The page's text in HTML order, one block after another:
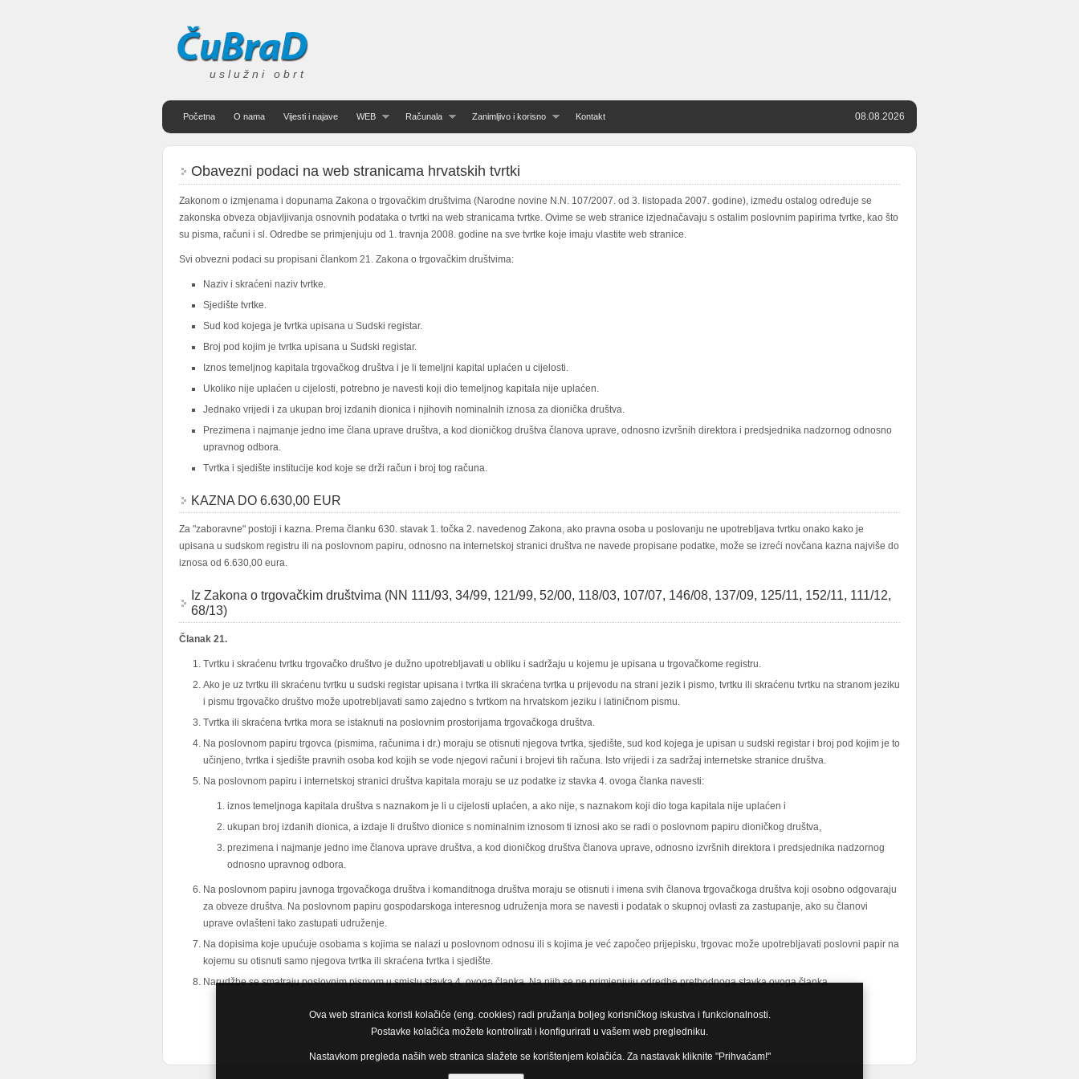
uslužni obrt
Početna O nama Vijesti i najave WEB Računala Zanimljivo i korisno Kontakt 08.08.2026
Obavezni podaci na web stranicama hrvatskih tvrtki
Zakonom o izmjenama i dopunama Zakona o trgovačkim društvima (Narodne novine N.N. 107/2007. od 3. listopada 2007. godine), između ostalog određuje se
zakonska obveza objavljivanja osnovnih podataka o tvrtki na web stranicama tvrtke. Ovime se web stranice izjednačavaju s ostalim poslovnim papirima tvrtke, kao što
su pisma, računi i sl. Odredbe se primjenjuju od 1. travnja 2008. godine na sve tvrtke koje imaju vlastite web stranice.
Svi obvezni podaci su propisani člankom 21. Zakona o trgovačkim društvima:
Naziv i skraćeni naziv tvrtke.
Sjedište tvrtke.
Sud kod kojega je tvrtka upisana u Sudski registar.
Broj pod kojim je tvrtka upisana u Sudski registar.
Iznos temeljnog kapitala trgovačkog društva i je li temeljni kapital uplaćen u cijelosti.
Ukoliko nije uplaćen u cijelosti, potrebno je navesti koji dio temeljnog kapitala nije uplaćen.
Jednako vrijedi i za ukupan broj izdanih dionica i njihovih nominalnih iznosa za dionička društva.
Prezimena i najmanje jedno ime člana uprave društva, a kod dioničkog društva članova uprave, odnosno izvršnih direktora i predsjednika nadzornog odnosno
upravnog odbora.
Tvrtka i sjedište institucije kod koje se drži račun i broj tog računa.
KAZNA DO 6.630,00 EUR
Za "zaboravne" postoji i kazna. Prema članku 630. stavak 1. točka 2. navedenog Zakona, ako pravna osoba u poslovanju ne upotrebljava tvrtku onako kako je
upisana u sudskom registru ili na poslovnom papiru, odnosno na internetskoj stranici društva ne navede propisane podatke, može se izreći novčana kazna najviše do
iznosa od 6.630,00 eura.
Iz Zakona o trgovačkim društvima (NN 111/93, 34/99, 121/99, 52/00, 118/03, 107/07, 146/08, 137/09, 125/11, 152/11, 111/12,
68/13)
Članak 21.
Tvrtku i skraćenu tvrtku trgovačko društvo je dužno upotrebljavati u obliku i sadržaju u kojemu je upisana u trgovačkome registru.
Ako je uz tvrtku ili skraćenu tvrtku u sudski registar upisana i tvrtka ili skraćena tvrtka u prijevodu na strani jezik i pismo, tvrtku ili skraćenu tvrtku na stranom jeziku
i pismu trgovačko društvo može upotrebljavati samo zajedno s tvrtkom na hrvatskom jeziku i latiničnom pismu.
Tvrtka ili skraćena tvrtka mora se istaknuti na poslovnim prostorijama trgovačkoga društva.
Na poslovnom papiru trgovca (pismima, računima i dr.) moraju se otisnuti njegova tvrtka, sjedište, sud kod kojega je upisan u sudski registar i broj pod kojim je to
učinjeno, tvrtka i sjedište pravnih osoba kod kojih se vode njegovi računi i brojevi tih računa. Isto vrijedi i za sadržaj internetske stranice društva.
Na poslovnom papiru i internetskoj stranici društva kapitala moraju se uz podatke iz stavka 4. ovoga članka navesti:
iznos temeljnoga kapitala društva s naznakom je li u cijelosti uplaćen, a ako nije, s naznakom koji dio toga kapitala nije uplaćen i
ukupan broj izdanih dionica, a izdaje li društvo dionice s nominalnim iznosom ti iznosi ako se radi o poslovnom papiru dioničkog društva,
prezimena i najmanje jedno ime članova uprave društva, a kod dioničkog društva članova uprave, odnosno izvršnih direktora i predsjednika nadzornog
odnosno upravnog odbora.
Na poslovnom papiru javnoga trgovačkoga društva i komanditnoga društva moraju se otisnuti i imena svih članova trgovačkoga društva koji osobno odgovaraju
za obveze društva. Na poslovnom papiru gospodarskoga interesnog udruženja mora se navesti i podatak o skupnoj ovlasti za zastupanje, ako su članovi
uprave ovlašteni tako zastupati udruženje.
Na dopisima koje upućuje osobama s kojima se nalazi u poslovnom odnosu ili s kojima je već započeo prijepisku, trgovac može upotrebljavati poslovni papir na
kojemu su otisnuti samo njegova tvrtka ili skraćena tvrtka i sjedište.
Narudžbe se smatraju poslovnim pismom u smislu stavka 4. ovoga članka. Na njih se ne primjenjuju odredbe prethodnoga stavka ovoga članka.
Ova web stranica koristi kolačiće (eng. cookies) radi pružanja boljeg korisničkog iskustva i funkcionalnosti.
Postavke kolačića možete kontrolirati i konfigurirati u vašem web pregledniku.
Nastavkom pregleda naših web stranica slažete se korištenjem kolačića. Za nastavak kliknite "Prihvaćam!"